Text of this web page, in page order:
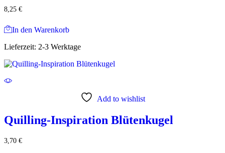
8,25 €
In den Warenkorb
Lieferzeit: 2-3 Werktage
Add to wishlist
Quilling-Inspiration Blütenkugel
3,70 €